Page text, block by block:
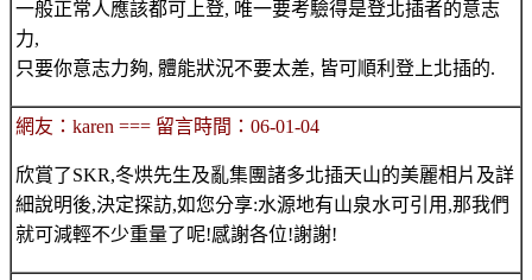
一般正常人應該都可上登, 唯一要考驗得是登北插者的意志
力,
只要你意志力夠, 體能狀況不要太差, 皆可順利登上北插的.
網友：karen === 留言時間：06-01-04
欣賞了SKR,冬烘先生及亂集團諸多北插天山的美麗相片及詳
細說明後,決定探訪,如您分享:水源地有山泉水可引用,那我們
就可減輕不少重量了呢!感謝各位!謝謝!